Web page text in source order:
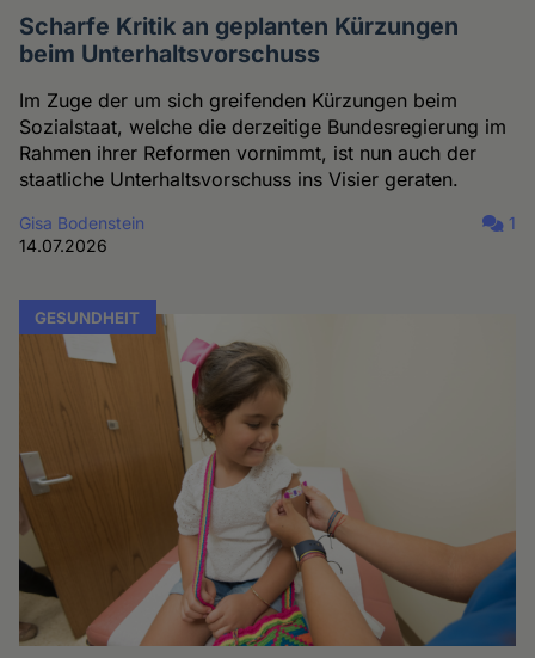
Scharfe Kritik an geplanten Kürzungen
beim Unterhaltsvorschuss
Im Zuge der um sich greifenden Kürzungen beim
Sozialstaat, welche die derzeitige Bundesregierung im
Rahmen ihrer Reformen vornimmt, ist nun auch der
staatliche Unterhaltsvorschuss ins Visier geraten.
Gisa Bodenstein
14.07.2026
1
GESUNDHEIT